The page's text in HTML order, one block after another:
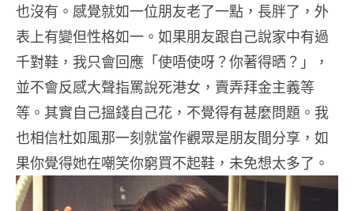
也沒有。感覺就如一位朋友老了一點，長胖了，外
表上有變但性格如一。如果朋友跟自己說家中有過
千對鞋，我只會回應「使唔使呀？你著得晒？」，
並不會反感大聲指罵說死港女，賣弄拜金主義等
等。其實自己搵錢自己花，不覺得有甚麼問題。我
也相信杜如風那一刻就當作觀眾是朋友間分享，如
果你覺得她在嘲笑你窮買不起鞋，未免想太多了。